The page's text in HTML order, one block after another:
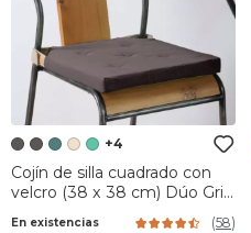
+4
Cojín de silla cuadrado con
velcro (38 x 38 cm) Dúo Gris
En existencias (58)